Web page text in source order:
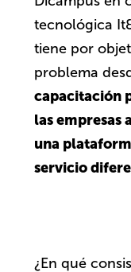
tecnológica
tiene por
problema
capacitación
las empresas
una
servicio
¿En qué